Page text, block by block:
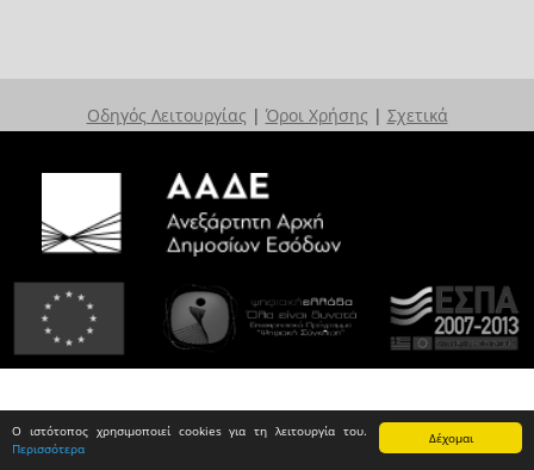
Δέχομαι
Ο ιστότοπος χρησιμοποιεί cookies για τη λειτουργία του.
Περισσότερα
Οδηγός Λειτουργίας | Όροι Χρήσης | Σχετικά